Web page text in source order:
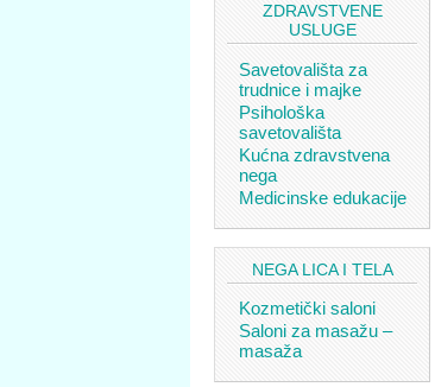
ZDRAVSTVENE
USLUGE
Savetovališta za
trudnice i majke
Psihološka
savetovališta
Kućna zdravstvena
nega
Medicinske edukacije
NEGA LICA I TELA
Kozmetički saloni
Saloni za masažu –
masaža